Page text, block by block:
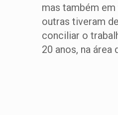
mas também
outras tiveram
conciliar o
20 anos, na área